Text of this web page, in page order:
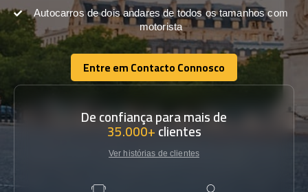
Autocarros de dois andares de todos os tamanhos com
motorista
Entre em Contacto Connosco
Entre em Contacto Connosco
De confiança para mais de
35.000+clientes
Ver histórias de clientes